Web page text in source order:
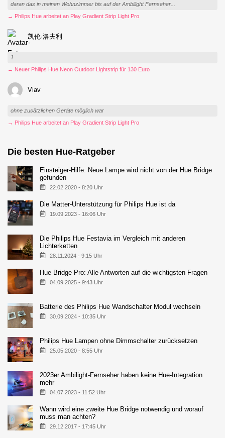
daran das in meinen Wohnzimmer bis auf der Ambilight Fernseher...
→ Philips Hue arbeitet an Play Gradient Strip Light Pro
凯伦·洛夫利
1
→ Neuer Philips Hue Neon Outdoor Lightstrip für 130 Euro
Viav
ohne zusätzlichen Geräte möglich war
→ Philips Hue arbeitet an Play Gradient Strip Light Pro
Die besten Hue-Ratgeber
Einsteiger-Hilfe: Neue Lampe wird nicht von der Hue Bridge
gefunden
22.02.2020 - 8:20 Uhr
Die Matter-Unterstützung für Philips Hue ist da
19.09.2023 - 16:06 Uhr
Die Philips Hue Festavia im Vergleich mit anderen
Lichterketten
28.11.2024 - 9:15 Uhr
Hue Bridge Pro: Alle Antworten auf die wichtigsten Fragen
04.09.2025 - 9:43 Uhr
Batterie des Philips Hue Wandschalter Modul wechseln
30.09.2024 - 10:35 Uhr
Philips Hue Lampen ohne Dimmschalter zurücksetzen
25.05.2020 - 8:55 Uhr
2023er Ambilight-Fernseher haben keine Hue-Integration
mehr
04.07.2023 - 11:52 Uhr
Wann wird eine zweite Hue Bridge notwendig und worauf
muss man achten?
29.12.2017 - 17:45 Uhr